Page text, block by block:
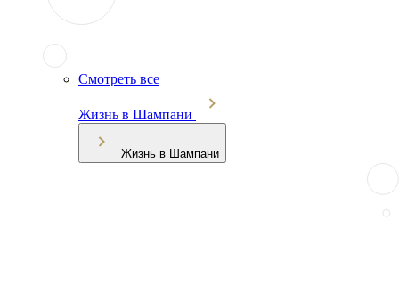
Смотреть все
Жизнь в Шампани
Жизнь в Шампани